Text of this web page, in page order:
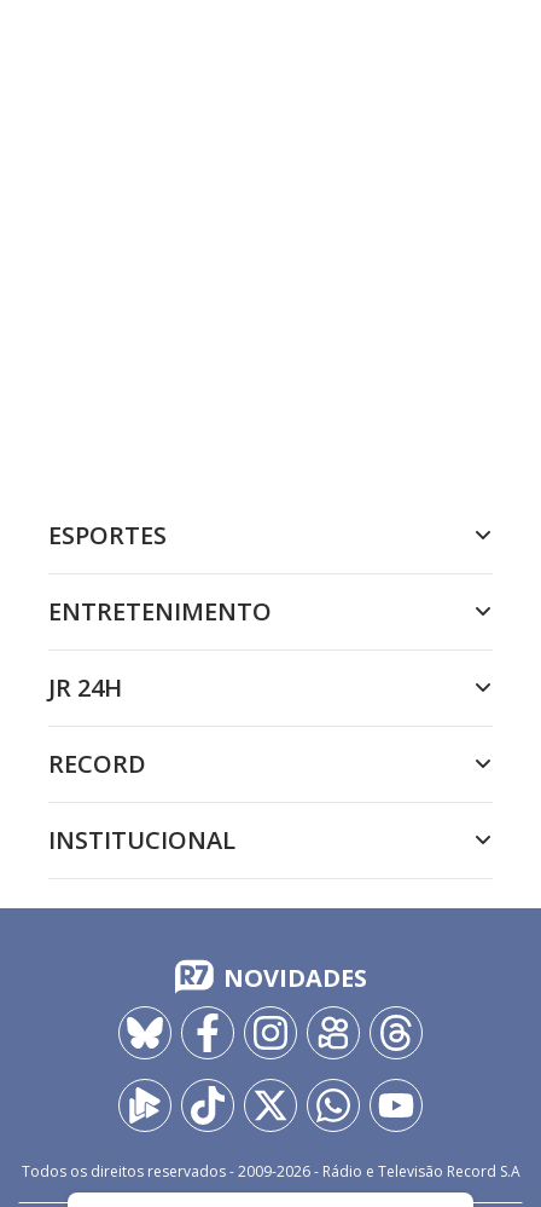
ESPORTES
ENTRETENIMENTO
JR 24H
RECORD
INSTITUCIONAL
NOVIDADES
Todos os direitos reservados - 2009-2026- Rádio e Televisão Record S.A